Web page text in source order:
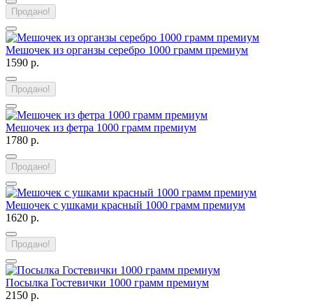
Продано!
Мешочек из органзы серебро 1000 грамм премиум
1590 р.
Продано!
Мешочек из фетра 1000 грамм премиум
1780 р.
Продано!
Мешочек с ушками красный 1000 грамм премиум
1620 р.
Продано!
Посылка Гостевички 1000 грамм премиум
2150 р.